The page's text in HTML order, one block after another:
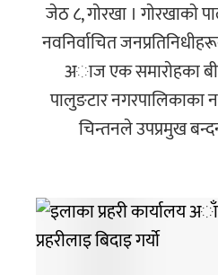
जेठ ८, गाेरखा । गाेरखाकाे
नवनिर्वाचित
अाज एक समाराेहका
पालुङटार नगरपालिकाका
चिन्तनले उपप्रमुख